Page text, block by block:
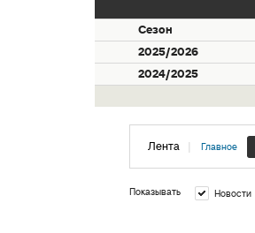
Сезон
2025/2026
2024/2025
Лента | Главное
Показывать Новости